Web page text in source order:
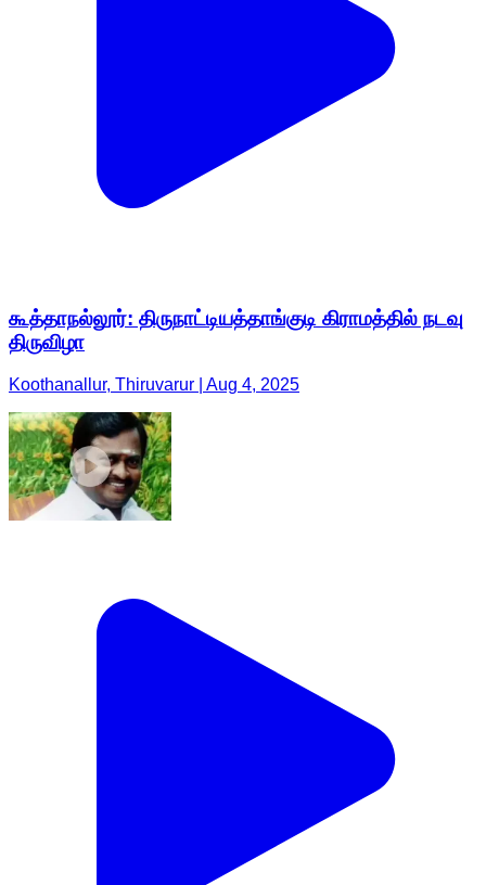
கூத்தாநல்லூர்: திருநாட்டியத்தாங்குடி கிராமத்தில் நடவு
திருவிழா
Koothanallur, Thiruvarur | Aug 4, 2025